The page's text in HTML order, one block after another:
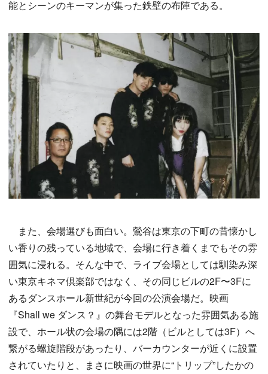
能とシーンのキーマンが集った鉄壁の布陣である。
また、会場選びも面白い。鶯谷は東京の下町の昔懐かし
い香りの残っている地域で、会場に行き着くまでもその雰
囲気に浸れる。そんな中で、ライブ会場としては馴染み深
い東京キネマ倶楽部ではなく、その同じビルの2F〜3Fに
あるダンスホール新世紀が今回の公演会場だ。映画
『Shall we ダンス？』の舞台モデルとなった雰囲気ある施
設で、ホール状の会場の隅には2階（ビルとしては3F）へ
繋がる螺旋階段があったり、バーカウンターが近くに設置
されていたりと、まさに映画の世界に“トリップ”したかの